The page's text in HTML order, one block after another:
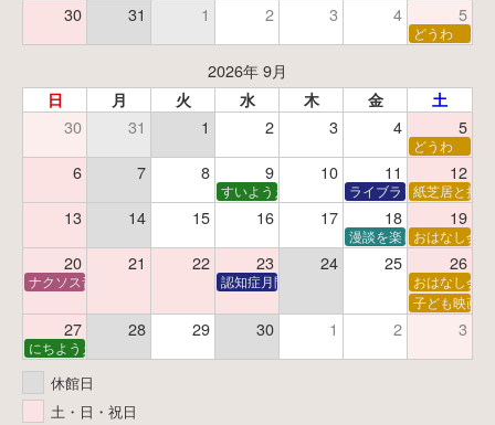
30 31 1 2 3 4 5
どうわ
2026年 9月
日 月 火 水 木 金 土
30 31 1 2 3 4 5
どうわ
6 7 8 9 10 11 12
すいようえほん ライブラリーシアター
紙芝居と折
13 14 15 16 17 18 19
漫談を楽しむ会 ～漫談
おはなし会
20 21 22 23 24 25 26
ナクソス音楽会 第6回 宇宙を感じるクラシック認知症月間 特別映画会「調査屋マオさんの恋
おはなし会
子ども映画会
27 28 29 30 1 2 3
にちようえほん
休館日
土・日・祝日